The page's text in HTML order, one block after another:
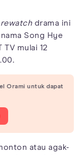
rewatch drama ini
Song Hye
mulai 12
Orami untuk dapat
atau agak-